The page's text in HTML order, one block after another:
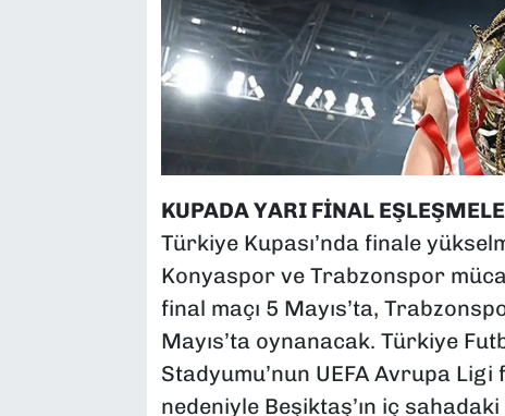
KUPADA YARI FİNAL
Türkiye Kupası’nda finale
Konyaspor ve Trabzonspor
final maçı 5 Mayıs’ta,
Mayıs’ta oynanacak. Türkiye
Stadyumu’nun UEFA Avrupa
nedeniyle Beşiktaş’ın iç sahadaki